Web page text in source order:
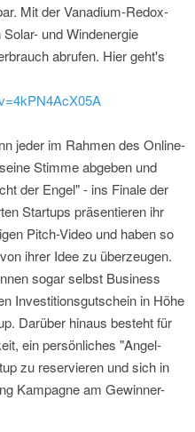
Mit der Vanadium-Redox-
und Windenergie
abrufen. Hier geht's
jeder im Rahmen des Online-
Stimme abgeben und
der Engel" - ins Finale der
Startups präsentieren ihr
Pitch-Video und haben so
ihrer Idee zu überzeugen.
sogar selbst Business
Investitionsgutschein in Höhe
Darüber hinaus besteht für
ein persönliches "Angel-
zu reservieren und sich in
Kampagne am Gewinner-